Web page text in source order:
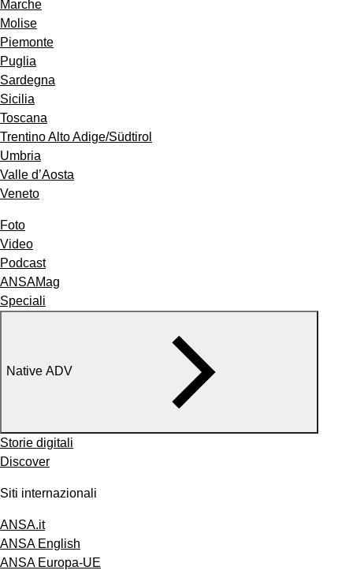
Marche
Molise
Piemonte
Puglia
Sardegna
Sicilia
Toscana
Trentino Alto Adige/Südtirol
Umbria
Valle d’Aosta
Veneto
Foto
Video
Podcast
ANSAMag
Speciali
Native ADV
Storie digitali
Discover
Siti internazionali
ANSA.it
ANSA English
ANSA Europa-UE